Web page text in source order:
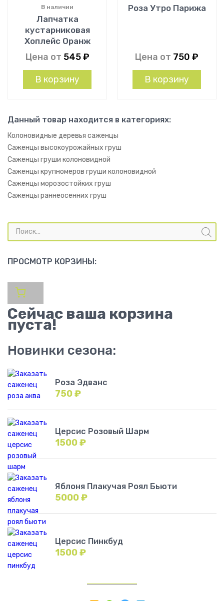
Лапчатка
кустарниковая
Хоплейс Оранж
В наличии
Цена от 545₽
В корзину
Роза Утро Парижа
Цена от 750 ₽
В корзину
Данный товар находится в категориях:
Колоновидные деревья саженцы
Саженцы высокоурожайных груш
Саженцы груши колоновидной
Саженцы крупномеров груши колоновидной
Саженцы морозостойких груш
Саженцы раннеосенних груш
Поиск
товаров
ПРОСМОТР КОРЗИНЫ:
Сейчас ваша корзина
пуста!
Новинки сезона:
Роза Эдванс
750₽
Церсис Розовый Шарм
1500₽
Яблоня Плакучая Роял Бьюти
5000₽
Церсис Пинкбуд
1500₽